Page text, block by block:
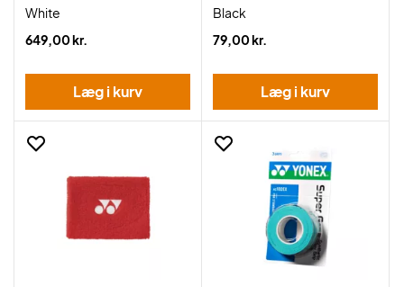
White
649,00 kr.
Læg i kurv
Black
79,00 kr.
Læg i kurv